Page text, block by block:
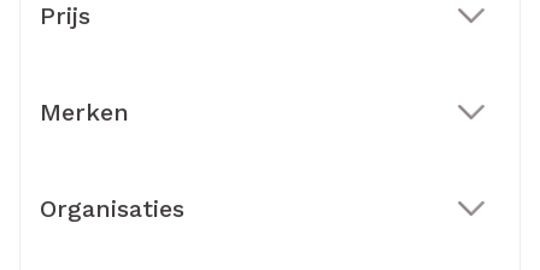
Prijs
Merken
Organisaties